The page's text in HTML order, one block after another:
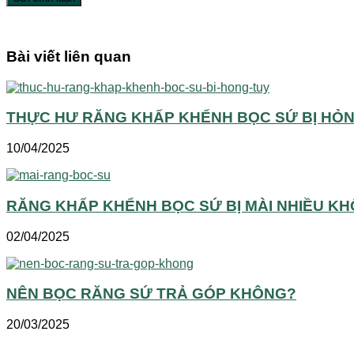
Bài viết liên quan
THỰC HƯ RĂNG KHẤP KHỂNH BỌC SỨ BỊ
10/04/2025
RĂNG KHẤP KHỂNH BỌC SỨ BỊ MÀI NHIỀU
02/04/2025
NÊN BỌC RĂNG SỨ TRẢ GÓP KHÔNG?
20/03/2025